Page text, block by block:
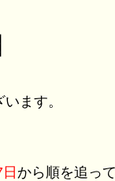
ます。
から順を追っ